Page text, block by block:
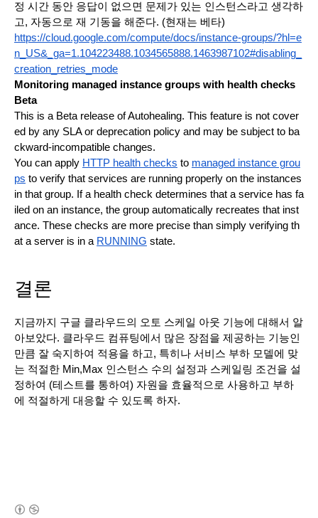
정 시간 동안 응답이 없으면 문제가 있는 인스턴스라고 생각하
고, 자동으로 재 기동을 해준다. (현재는 베타)
https://cloud.google.com/compute/docs/instance-groups/?hl=e
n_US&_ga=1.104223488.1034565888.1463987102#disabling_
creation_retries_mode
Monitoring managed instance groups with health checks
Beta
This is a Beta release of Autohealing. This feature is not cover
ed by any SLA or deprecation policy and may be subject to ba
ckward-incompatible changes.
You can apply HTTP health checks to managed instance grou
ps to verify that services are running properly on the instances
in that group. If a health check determines that a service has fa
iled on an instance, the group automatically recreates that inst
ance. These checks are more precise than simply verifying th
at a server is in a RUNNING state.
결론
지금까지 구글 클라우드의 오토 스케일 아웃 기능에 대해서 알
아보았다. 클라우드 컴퓨팅에서 많은 장점을 제공하는 기능인
만큼 잘 숙지하여 적용을 하고, 특히나 서비스 부하 모델에 맞
는 적절한 Min,Max 인스턴스 수의 설정과 스케일링 조건을 설
정하여 (테스트를 통하여) 자원을 효율적으로 사용하고 부하
에 적절하게 대응할 수 있도록 하자.